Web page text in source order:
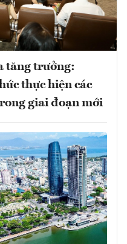
tăng trưởng:
thực hiện các
giai đoạn mới